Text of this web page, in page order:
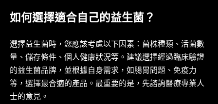
如何選擇適合自己的益生菌？
選擇益生菌時，您應該考慮以下因素：菌株種類、活菌數
量、儲存條件、個人健康狀況等。建議選擇經過臨床驗證
的益生菌品牌，並根據自身需求，如腸胃問題、免疫力
等，選擇最合適的產品。最重要的是，先諮詢醫療專業人
士的意見。